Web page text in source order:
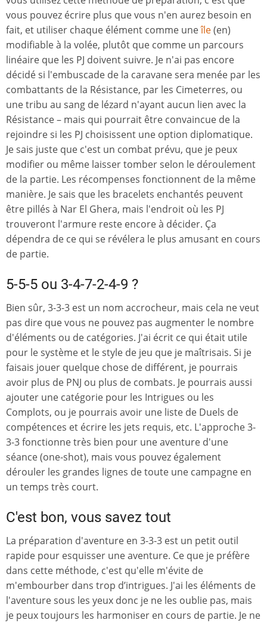
vous pouvez écrire plus que vous n'en aurez besoin en
fait, et utiliser chaque élément comme uneîle(en)
modifiable à la volée, plutôt que comme un parcours
linéaire que les PJ doivent suivre. Je n'ai pas encore
décidé si l'embuscade de la caravane sera menée par les
combattants de la Résistance, par les Cimeterres, ou
une tribu au sang de lézard n'ayant aucun lien avec la
Résistance – mais qui pourrait être convaincue de la
rejoindre si les PJ choisissent une option diplomatique.
Je sais juste que c'est un combat prévu, que je peux
modifier ou même laisser tomber selon le déroulement
de la partie. Les récompenses fonctionnent de la même
manière. Je sais que les bracelets enchantés peuvent
être pillés à Nar El Ghera, mais l'endroit où les PJ
trouveront l'armure reste encore à décider. Ça
dépendra de ce qui se révélera le plus amusant en cours
de partie.
5-5-5 ou 3-4-7-2-4-9 ?
Bien sûr, 3-3-3 est un nom accrocheur, mais cela ne veut
pas dire que vous ne pouvez pas augmenter le nombre
d'éléments ou de catégories. J'ai écrit ce qui était utile
pour le système et le style de jeu que je maîtrisais. Si je
faisais jouer quelque chose de différent, je pourrais
avoir plus de PNJ ou plus de combats. Je pourrais aussi
ajouter une catégorie pour les Intrigues ou les
Complots, ou je pourrais avoir une liste de Duels de
compétences et écrire les jets requis, etc. L'approche 3-
3-3 fonctionne très bien pour une aventure d'une
séance (one-shot), mais vous pouvez également
dérouler les grandes lignes de toute une campagne en
un temps très court.
C'est bon, vous savez tout
La préparation d'aventure en 3-3-3 est un petit outil
rapide pour esquisser une aventure. Ce que je préfère
dans cette méthode, c'est qu'elle m'évite de
m'embourber dans trop d’intrigues. J'ai les éléments de
l'aventure sous les yeux donc je ne les oublie pas, mais
je peux toujours les harmoniser en cours de partie. Je ne